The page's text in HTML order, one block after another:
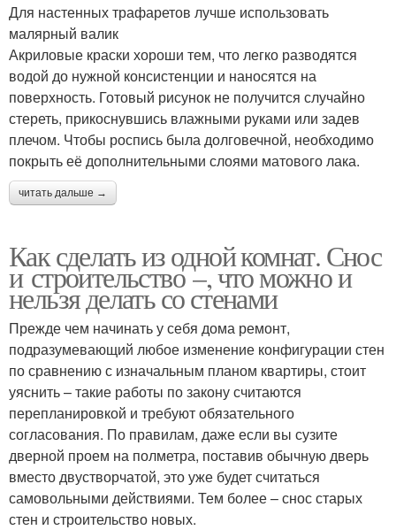
Для настенных трафаретов лучше использовать
малярный валик
Акриловые краски хороши тем, что легко разводятся
водой до нужной консистенции и наносятся на
поверхность. Готовый рисунок не получится случайно
стереть, прикоснувшись влажными руками или задев
плечом. Чтобы роспись была долговечной, необходимо
покрыть её дополнительными слоями матового лака.
читать дальше →
Как сделать из одной комнат. Снос
и строительство –, что можно и
нельзя делать со стенами
Прежде чем начинать у себя дома ремонт,
подразумевающий любое изменение конфигурации стен
по сравнению с изначальным планом квартиры, стоит
уяснить – такие работы по закону считаются
перепланировкой и требуют обязательного
согласования. По правилам, даже если вы сузите
дверной проем на полметра, поставив обычную дверь
вместо двустворчатой, это уже будет считаться
самовольными действиями. Тем более – снос старых
стен и строительство новых.